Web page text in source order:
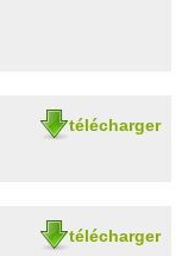
télécharger
télécharger